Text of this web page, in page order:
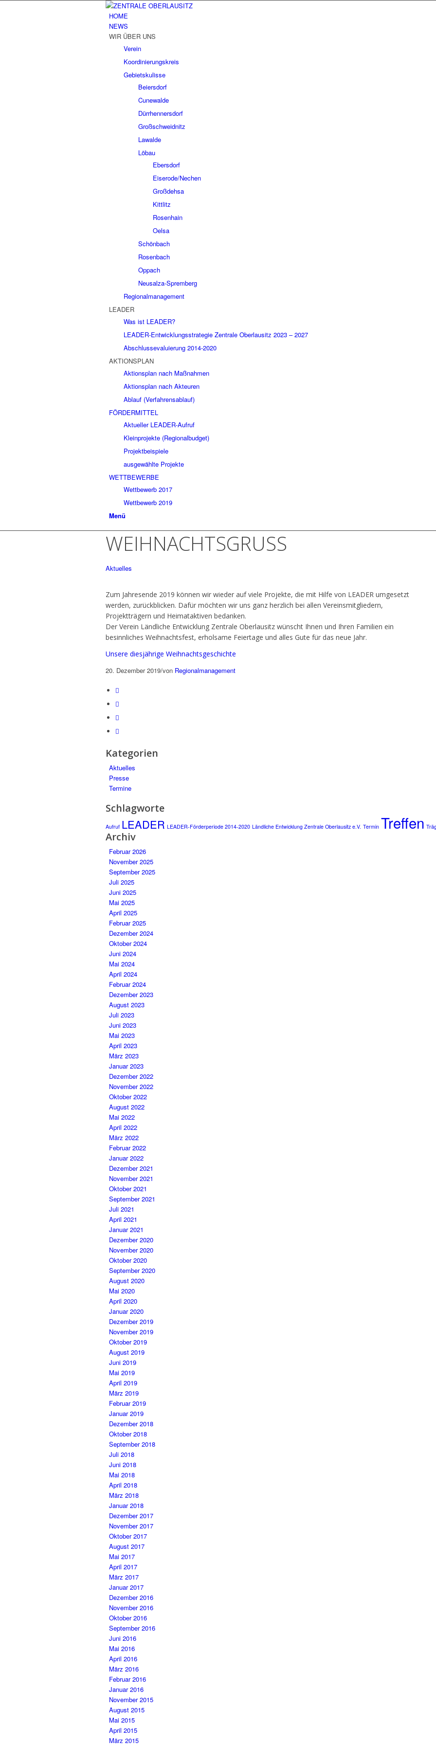
HOME
NEWS
WIR ÜBER UNS
Verein
Koordinierungskreis
Gebietskulisse
Beiersdorf
Cunewalde
Dürrhennersdorf
Großschweidnitz
Lawalde
Löbau
Ebersdorf
Eiserode/Nechen
Großdehsa
Kittlitz
Rosenhain
Oelsa
Schönbach
Rosenbach
Oppach
Neusalza-Spremberg
Regionalmanagement
LEADER
Was ist LEADER?
LEADER-Entwicklungsstrategie Zentrale Oberlausitz 2023 – 2027
Abschlussevaluierung 2014-2020
AKTIONSPLAN
Aktionsplan nach Maßnahmen
Aktionsplan nach Akteuren
Ablauf (Verfahrensablauf)
FÖRDERMITTEL
Aktueller LEADER-Aufruf
Kleinprojekte (Regionalbudget)
Projektbeispiele
ausgewählte Projekte
WETTBEWERBE
Wettbewerb 2017
Wettbewerb 2019
Menü
WEIHNACHTSGRUSS
Aktuelles
Zum Jahresende 2019 können wir wieder auf viele Projekte, die mit Hilfe von LEADER umgesetzt
werden, zurückblicken. Dafür möchten wir uns ganz herzlich bei allen Vereinsmitgliedern,
Projektträgern und Heimataktiven bedanken.
Der Verein Ländliche Entwicklung Zentrale Oberlausitz wünscht Ihnen und Ihren Familien ein
besinnliches Weihnachtsfest, erholsame Feiertage und alles Gute für das neue Jahr.
Unsere diesjährige Weihnachtsgeschichte
20. Dezember 2019/von Regionalmanagement
Kategorien
Aktuelles
Presse
Termine
Schlagworte
Aufruf LEADER LEADER-Förderperiode 2014-2020 Ländliche Entwicklung Zentrale Oberlausitz e.V. Termin Treffen
Archiv
Februar 2026
November 2025
September 2025
Juli 2025
Juni 2025
Mai 2025
April 2025
Februar 2025
Dezember 2024
Oktober 2024
Juni 2024
Mai 2024
April 2024
Februar 2024
Dezember 2023
August 2023
Juli 2023
Juni 2023
Mai 2023
April 2023
März 2023
Januar 2023
Dezember 2022
November 2022
Oktober 2022
August 2022
Mai 2022
April 2022
März 2022
Februar 2022
Januar 2022
Dezember 2021
November 2021
Oktober 2021
September 2021
Juli 2021
April 2021
Januar 2021
Dezember 2020
November 2020
Oktober 2020
September 2020
August 2020
Mai 2020
April 2020
Januar 2020
Dezember 2019
November 2019
Oktober 2019
August 2019
Juni 2019
Mai 2019
April 2019
März 2019
Februar 2019
Januar 2019
Dezember 2018
Oktober 2018
September 2018
Juli 2018
Juni 2018
Mai 2018
April 2018
März 2018
Januar 2018
Dezember 2017
November 2017
Oktober 2017
August 2017
Mai 2017
April 2017
März 2017
Januar 2017
Dezember 2016
November 2016
Oktober 2016
September 2016
Juni 2016
Mai 2016
April 2016
März 2016
Februar 2016
Januar 2016
November 2015
August 2015
Mai 2015
April 2015
März 2015